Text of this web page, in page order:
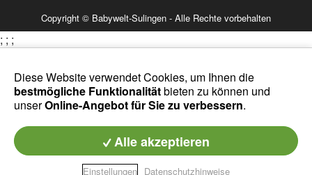
Copyright © Babywelt-Sulingen - Alle Rechte vorbehalten
Diese Website verwendet Cookies, um Ihnen die
bestmögliche Funktionalitätbieten zu können und
unserOnline-Angebot für Sie zu verbessern.
Alle akzeptieren
Einstellungen Datenschutzhinweise
; ; ;